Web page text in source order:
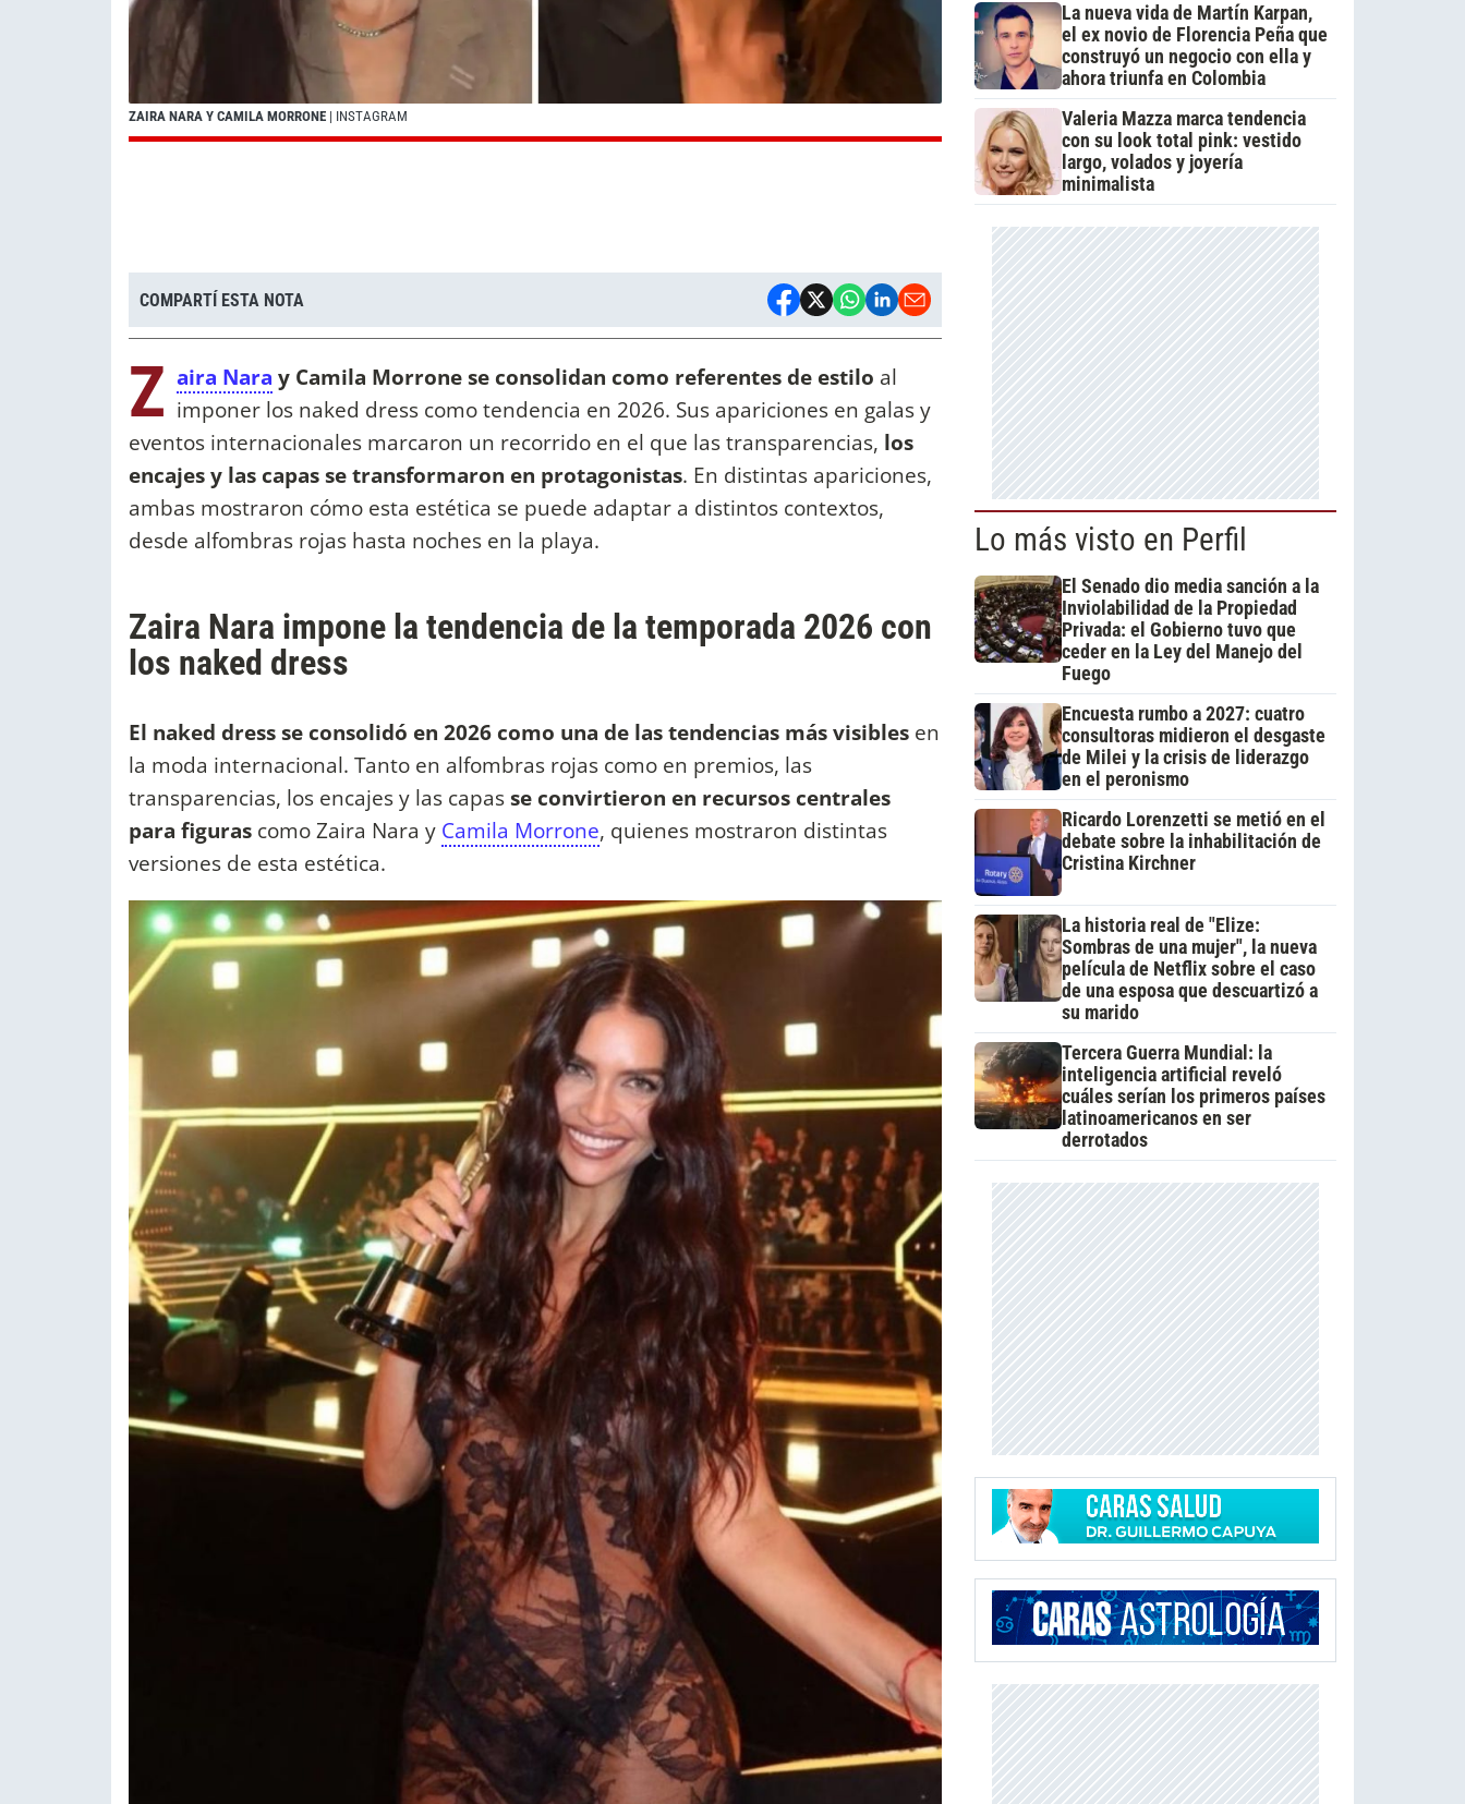
ZAIRA NARA Y CAMILA MORRONE | INSTAGRAM
COMPARTÍ ESTA NOTA
Z aira Nara y Camila Morrone se consolidan como referentes de estilo al
imponer los naked dress como tendencia en 2026. Sus apariciones en galas y
eventos internacionales marcaron un recorrido en el que las transparencias, los
encajes y las capas se transformaron en protagonistas. En distintas apariciones,
ambas mostraron cómo esta estética se puede adaptar a distintos contextos,
desde alfombras rojas hasta noches en la playa.
Zaira Nara impone la tendencia de la temporada 2026 con
los naked dress
El naked dress se consolidó en 2026 como una de las tendencias más visibles en
la moda internacional. Tanto en alfombras rojas como en premios, las
transparencias, los encajes y las capasse convirtieron en recursos centrales
para figuras como Zaira Nara y Camila Morrone, quienes mostraron distintas
versiones de esta estética.
La nueva vida de Martín Karpan,
el ex novio de Florencia Peña que
construyó un negocio con ella y
ahora triunfa en Colombia
Valeria Mazza marca tendencia
con su look total pink: vestido
largo, volados y joyería
minimalista
Lo más visto en Perfil
El Senado dio media sanción a la
Inviolabilidad de la Propiedad
Privada: el Gobierno tuvo que
ceder en la Ley del Manejo del
Fuego
Encuesta rumbo a 2027: cuatro
consultoras midieron el desgaste
de Milei y la crisis de liderazgo
en el peronismo
Ricardo Lorenzetti se metió en el
debate sobre la inhabilitación de
Cristina Kirchner
La historia real de "Elize:
Sombras de una mujer", la nueva
película de Netflix sobre el caso
de una esposa que descuartizó a
su marido
Tercera Guerra Mundial: la
inteligencia artificial reveló
cuáles serían los primeros países
latinoamericanos en ser
derrotados